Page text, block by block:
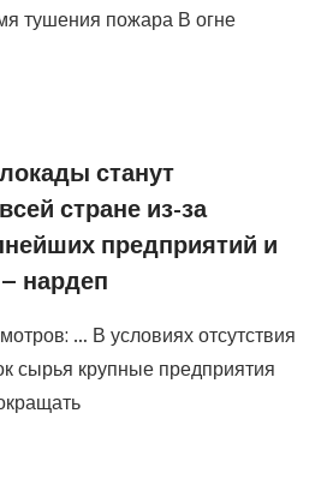
тушения пожара В огне
станут
стране из-за
предприятий и
нардеп
… В условиях отсутствия
сырья крупные предприятия